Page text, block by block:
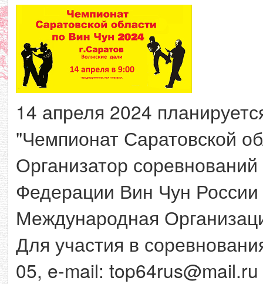
14 апреля 2024
"Чемпионат Саратовской
Организатор
Федерации Вин Чун
Международная
Для участия в
05, e-mail: top64rus@mail.ru